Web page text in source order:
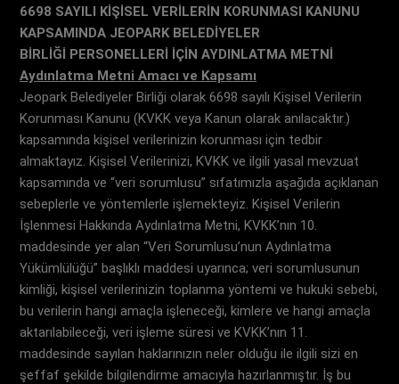
6698 SAYILI KİŞİSEL VERİLERİN KORUNMASI KANUNU
KAPSAMINDA JEOPARK BELEDİYELER
BİRLİĞİ PERSONELLERİ İÇİN AYDINLATMA METNİ
Aydınlatma Metni Amacı ve Kapsamı
Jeopark Belediyeler Birliği olarak 6698 sayılı Kişisel Verilerin
Korunması Kanunu (KVKK veya Kanun olarak anılacaktır.)
kapsamında kişisel verilerinizin korunması için tedbir
almaktayız. Kişisel Verilerinizi, KVKK ve ilgili yasal mevzuat
kapsamında ve “veri sorumlusu” sıfatımızla aşağıda açıklanan
sebeplerle ve yöntemlerle işlemekteyiz. Kişisel Verilerin
İşlenmesi Hakkında Aydınlatma Metni, KVKK’nın 10.
maddesinde yer alan “Veri Sorumlusu’nun Aydınlatma
Yükümlülüğü” başlıklı maddesi uyarınca; veri sorumlusunun
kimliği, kişisel verilerinizin toplanma yöntemi ve hukuki sebebi,
bu verilerin hangi amaçla işleneceği, kimlere ve hangi amaçla
aktarılabileceği, veri işleme süresi ve KVKK’nın 11.
maddesinde sayılan haklarınızın neler olduğu ile ilgili sizi en
şeffaf şekilde bilgilendirme amacıyla hazırlanmıştır. İş bu